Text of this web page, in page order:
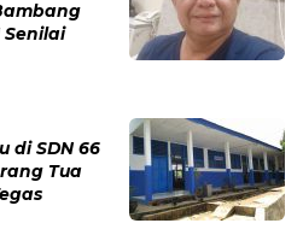
Senilai
di SDN 66
Tua